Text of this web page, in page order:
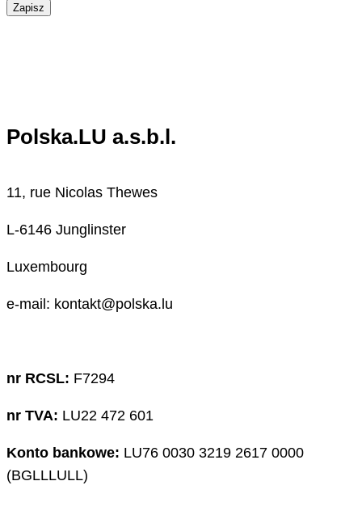
Zapisz
Polska.LU a.s.b.l.
11, rue Nicolas Thewes
L-6146 Junglinster
Luxembourg
e-mail: kontakt@polska.lu
nr RCSL: F7294
nr TVA: LU22 472 601
Konto bankowe: LU76 0030 3219 2617 0000
(BGLLLULL)